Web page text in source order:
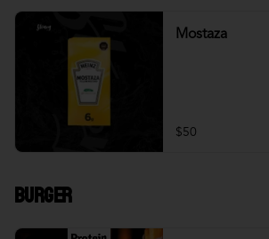
Mostaza
$50
Burger